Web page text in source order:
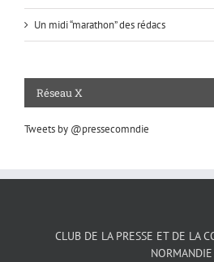
Un midi “marathon” des rédacs
Réseau X
Tweets by @pressecomndie
CLUB DE LA PRESSE ET DE LA
NORMANDIE